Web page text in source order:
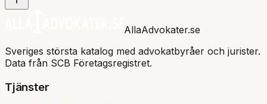
AllaAdvokater.se
Sveriges största katalog med advokatbyråer och jurister.
Data från SCB Företagsregistret.
Tjänster